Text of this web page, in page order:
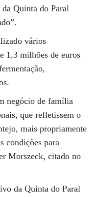
Quinta do Paral
vários
1,3 milhões de euros
negócio de família
que refletissem o
mais propriamente
condições para
Morszeck, citado no
da Quinta do Paral